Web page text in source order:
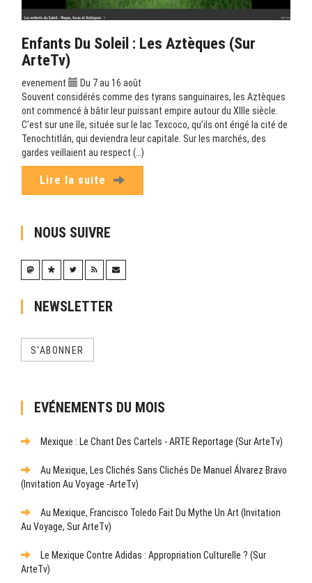
Enfants Du Soleil : Les Aztèques (sur
ArteTv)
evenement
Du 7 au 16 août
Souvent considérés comme des tyrans sanguinaires, les Aztèques
ont commencé à bâtir leur puissant empire autour du XIIIe siècle.
C’est sur une île, située sur le lac Texcoco, qu’ils ont érigé la cité de
Tenochtitlán, qui deviendra leur capitale. Sur les marchés, des
gardes veillaient au respect (…)
Lire la suite
NOUS SUIVRE
NEWSLETTER
S'ABONNER
EVÉNEMENTS DU MOIS
Mexique : Le Chant Des Cartels - ARTE Reportage (sur ArteTv)
Au Mexique, Les Clichés Sans Clichés De Manuel Álvarez Bravo
(Invitation Au Voyage -ArteTv)
Au Mexique, Francisco Toledo Fait Du Mythe Un Art (Invitation
Au Voyage, Sur ArteTv)
Le Mexique Contre Adidas : Appropriation Culturelle ? (sur
ArteTv)